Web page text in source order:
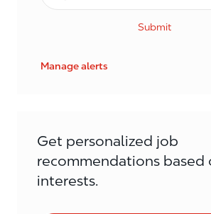
Submit
Manage alerts
Get personalized job
recommendations based
interests.